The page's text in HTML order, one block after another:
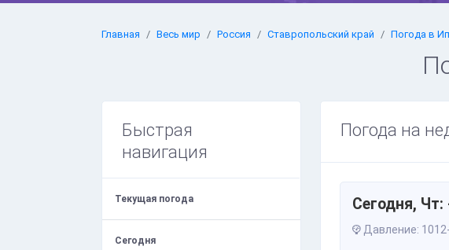
Главная Весь мир Россия Ставропольский край Погода в
Быстрая
навигация
Текущая погода
Сегодня
Погода на
Сегодня, Чт:
Давление: